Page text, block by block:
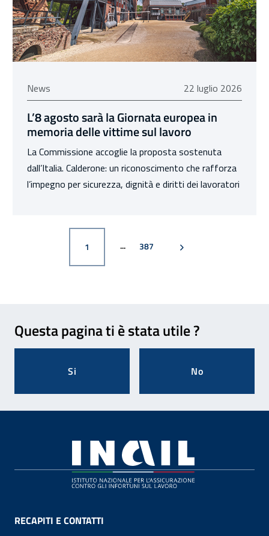
News 22 luglio 2026
22 luglio 2026
L’8 agosto sarà la Giornata europea in
memoria delle vittime sul lavoro
La Commissione accoglie la proposta sostenuta
dall’Italia. Calderone: un riconoscimento che rafforza
l’impegno per sicurezza, dignità e diritti dei lavoratori
PAGINA
1 PAGINA
387 PAGINA SUCCESSIVA
Questa pagina ti è stata utile ?
Si No
RECAPITI E CONTATTI